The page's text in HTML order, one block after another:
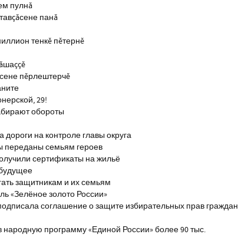
пулнă
панă
тенкĕ пĕтернĕ
пĕрлештерчĕ
29!
обороты
дороги на контроле главы округа
переданы семьям героев
сертификаты на жильё
защитникам и их семьям
«Зелёное золото России»
соглашение о защите избирательных прав граждан
программу «Единой России» более 90 тыс.